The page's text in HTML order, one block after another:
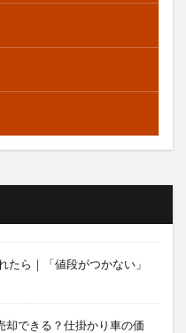
ら｜「値段がつかない」
却できる？仕掛かり車の価